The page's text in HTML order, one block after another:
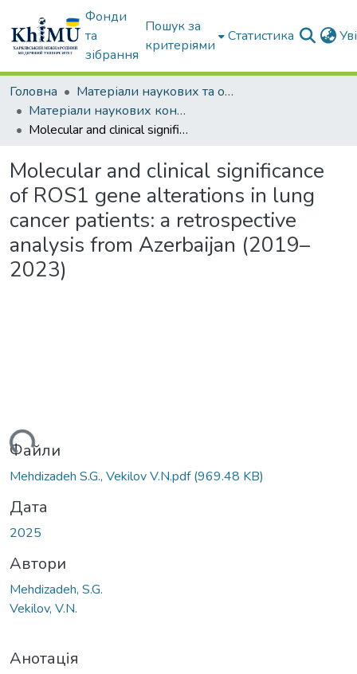
Фонди
та
зібрання
Пошук за
критеріями
Статистика
Головна
Матеріали наукових та освітніх заходів ХММУ
Матеріали наукових конференцій та форумів
Molecular and clinical significance of ROS1 gene alterations in lung cancer patients: a retrospective analysis from Azerbaijan (2019–2023)
Molecular and clinical significance
of ROS1 gene alterations in lung
cancer patients: a retrospective
analysis from Azerbaijan (2019–
2023)
Файли
Mehdizadeh S.G., Vekilov V.N.pdf(969.48 KB)
Дата
2025
Автори
Mehdizadeh, S.G.
Vekilov, V.N.
Анотація